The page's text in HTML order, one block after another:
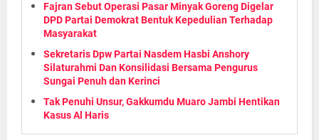
Fajran Sebut Operasi Pasar Minyak Goreng Digelar
DPD Partai Demokrat Bentuk Kepedulian Terhadap
Masyarakat
Sekretaris Dpw Partai Nasdem Hasbi Anshory
Silaturahmi Dan Konsilidasi Bersama Pengurus
Sungai Penuh dan Kerinci
Tak Penuhi Unsur, Gakkumdu Muaro Jambi Hentikan
Kasus Al Haris